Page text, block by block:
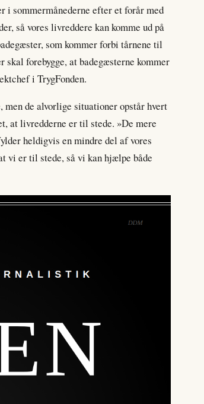
i sommermånederne efter et forår med
så vores livreddere kan komme ud på
som kommer forbi tårnene til
skal forebygge, at badegæsterne kommer
i TrygFonden.
men de alvorlige situationer opstår hvert
at livredderne er til stede. »De mere
heldigvis en mindre del af vores
vi er til stede, så vi kan hjælpe både